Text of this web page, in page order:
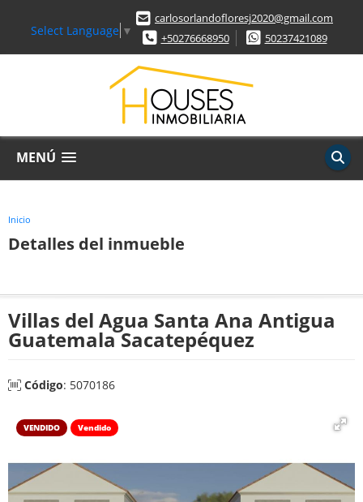
Select Language ▼
carlosorlandofloresj2020@gmail.com
+50276668950
50237421089
MENÚ
Inicio
Detalles del inmueble
Villas del Agua Santa Ana Antigua
Guatemala Sacatepéquez
Código: 5070186
VENDIDO Vendido